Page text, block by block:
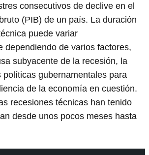
consecutivos de declive en el
(PIB) de un país. La duración
puede variar
dependiendo de varios factores,
subyacente de la recesión, la
políticas gubernamentales para
de la economía en cuestión.
recesiones técnicas han tenido
desde unos pocos meses hasta